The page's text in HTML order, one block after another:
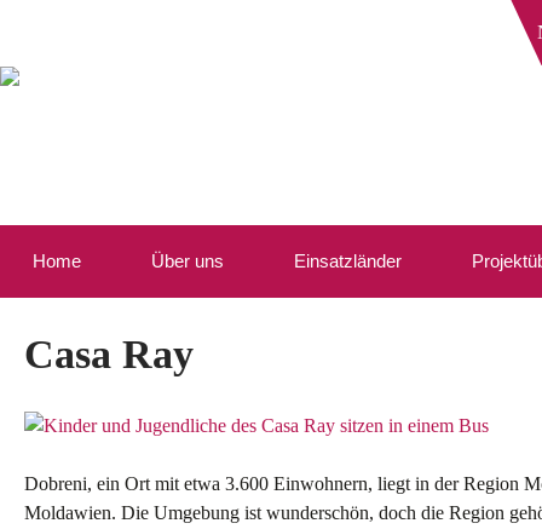
Home Über uns Einsatzländer
Casa Ray
Dobreni, ein Ort mit etwa 3.600 Einwohnern, liegt in der Region
Moldawien. Die Umgebung ist wunderschön, doch die Region